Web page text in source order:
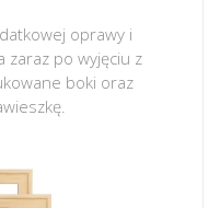
oprawy i
zaraz po wyjęciu z
boki oraz